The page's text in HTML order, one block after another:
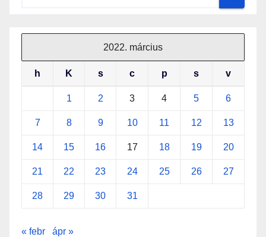
2022. március
h K s c p s v
1 2 3 4 5 6
7 8 9 10 11 12 13
14 15 16 17 18 19 20
21 22 23 24 25 26 27
28 29 30 31
« febr ápr »